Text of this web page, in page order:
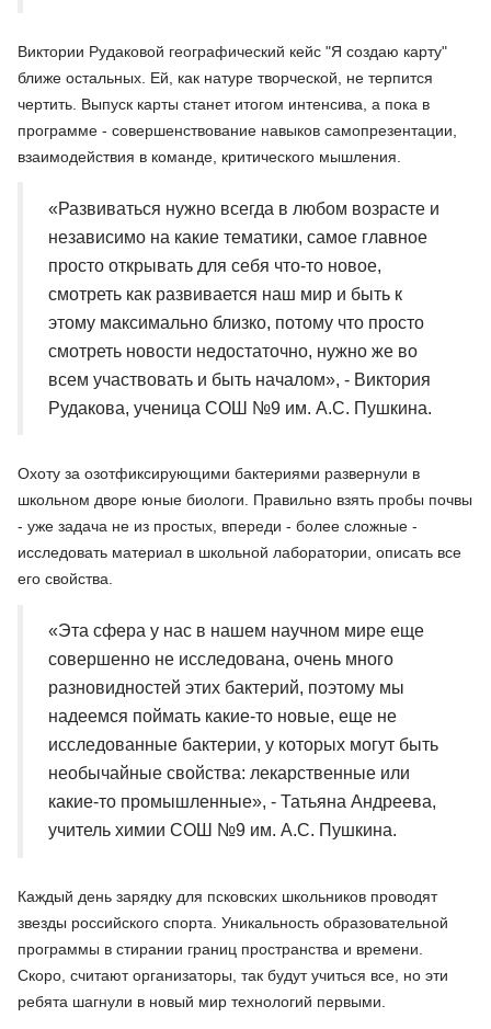
Виктории Рудаковой географический кейс "Я создаю карту"
ближе остальных. Ей, как натуре творческой, не терпится
чертить. Выпуск карты станет итогом интенсива, а пока в
программе - совершенствование навыков самопрезентации,
взаимодействия в команде, критического мышления.
«Развиваться нужно всегда в любом возрасте и
независимо на какие тематики, самое главное
просто открывать для себя что-то новое,
смотреть как развивается наш мир и быть к
этому максимально близко, потому что просто
смотреть новости недостаточно, нужно же во
всем участвовать и быть началом», - Виктория
Рудакова, ученица СОШ №9 им. А.С. Пушкина.
Охоту за озотфиксирующими бактериями развернули в
школьном дворе юные биологи. Правильно взять пробы почвы
- уже задача не из простых, впереди - более сложные -
исследовать материал в школьной лаборатории, описать все
его свойства.
«Эта сфера у нас в нашем научном мире еще
совершенно не исследована, очень много
разновидностей этих бактерий, поэтому мы
надеемся поймать какие-то новые, еще не
исследованные бактерии, у которых могут быть
необычайные свойства: лекарственные или
какие-то промышленные», - Татьяна Андреева,
учитель химии СОШ №9 им. А.С. Пушкина.
Каждый день зарядку для псковских школьников проводят
звезды российского спорта. Уникальность образовательной
программы в стирании границ пространства и времени.
Скоро, считают организаторы, так будут учиться все, но эти
ребята шагнули в новый мир технологий первыми.